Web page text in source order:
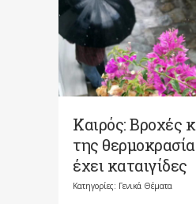
Καιρός: Βροχές
της
έχει καταιγίδες
Κατηγορίες: Γενικά Θέματα